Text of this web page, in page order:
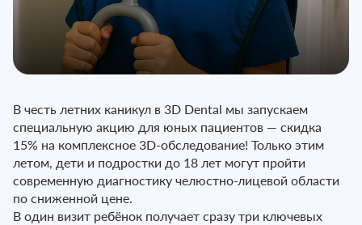
В честь летних каникул в 3D Dental мы запускаем
специальную акцию для юных пациентов — скидка
15% на комплексное 3D-обследование! Только этим
летом, дети и подростки до 18 лет могут пройти
современную диагностику челюстно-лицевой области
по сниженной цене.
В один визит ребёнок получает сразу три ключевых